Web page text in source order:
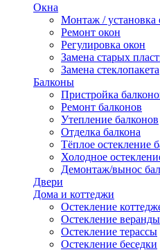
Окна
Монтаж / установка
Ремонт окон
Регулировка окон
Замена старых
Замена стеклопакета
Балконы
Пристройка
Ремонт балконов
Утепление балконов
Отделка балкона
Тёплое остекление
Холодное
Демонтаж/вынос
Двери
Дома и коттеджи
Остекление
Остекление веранды
Остекление терассы
Остекление беседки